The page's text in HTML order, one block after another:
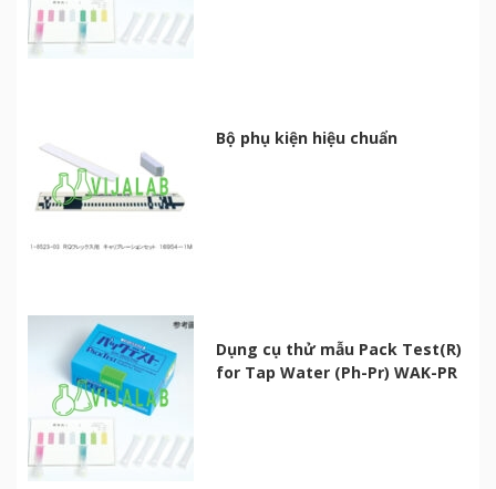
Bộ phụ kiện hiệu chuẩn
Dụng cụ thử mẫu Pack Test(R)
for Tap Water (Ph-Pr) WAK-PR